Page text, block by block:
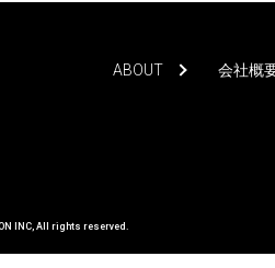
ABOUT 会社概
INC, All rights reserved.